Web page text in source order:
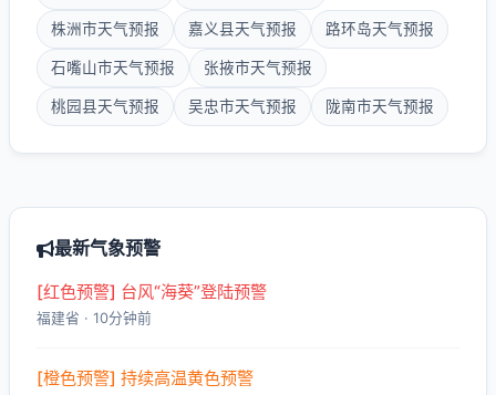
株洲市天气预报 嘉义县天气预报 路环岛天气预报
石嘴山市天气预报 张掖市天气预报
桃园县天气预报 吴忠市天气预报 陇南市天气预报
最新气象预警
[红色预警] 台风“海葵”登陆预警
福建省 · 10分钟前
[橙色预警] 持续高温黄色预警